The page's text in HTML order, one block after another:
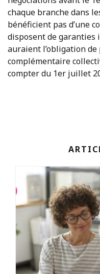
chaque branche dans
bénéficient pas d’une
disposent de garanties
auraient l’obligation
complémentaire
compter du 1er juillet